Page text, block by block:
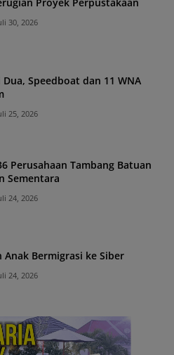
30, 2026
11 WNA
25, 2026
Perusahaan Tambang Batuan
Sementara
24, 2026
Anak Bermigrasi ke Siber
24, 2026